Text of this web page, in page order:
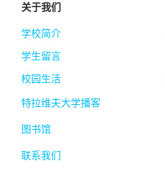
关于我们
学校简介
学生留言
校园生活
特拉维夫大学播客
图书馆
联系我们